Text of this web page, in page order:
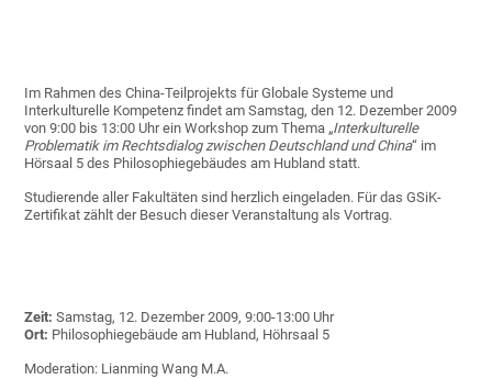
Im Rahmen des China-Teilprojekts für Globale Systeme und
Interkulturelle Kompetenz findet am Samstag, den 12. Dezember 2009
von 9:00 bis 13:00 Uhr ein Workshop zum Thema „Interkulturelle
Problematik im Rechtsdialog zwischen Deutschland und China“ im
Hörsaal 5 des Philosophiegebäudes am Hubland statt.
Studierende aller Fakultäten sind herzlich eingeladen. Für das GSiK-
Zertifikat zählt der Besuch dieser Veranstaltung als Vortrag.
Zeit: Samstag, 12. Dezember 2009, 9:00-13:00 Uhr
Ort: Philosophiegebäude am Hubland, Höhrsaal 5
Moderation: Lianming Wang M.A.